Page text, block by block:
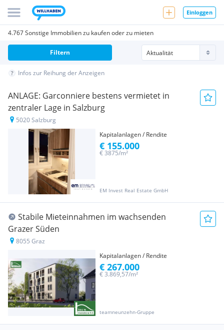
Einloggen
4.767 Sonstige Immobilien zu kaufen oder zu mieten
Filtern
Infos zur Reihung der Anzeigen
ANLAGE: Garconniere bestens vermietet in
zentraler Lage in Salzburg
5020 Salzburg
Kapitalanlagen / Rendite
EM Invest Real Estate GmbH
€ 3875/m²
€ 155.000
Stabile Mieteinnahmen im wachsenden
Grazer Süden
8055 Graz
Kapitalanlagen / Rendite
teamneunzehn-Gruppe
€ 3.869,57/m²
€ 267.000